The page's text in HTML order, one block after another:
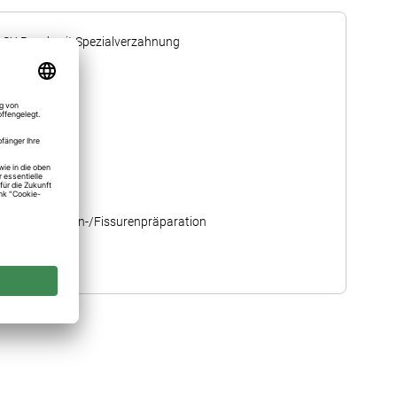
Rund, mit Spezialverzahnung
≙ 2,7 mm
Kavitäten-/Fissurenpräparation